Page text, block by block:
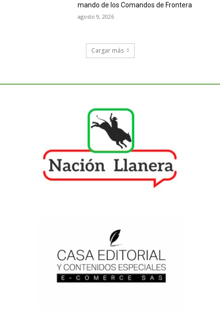
mando de los Comandos de Frontera
agosto 9, 2026
Cargar más